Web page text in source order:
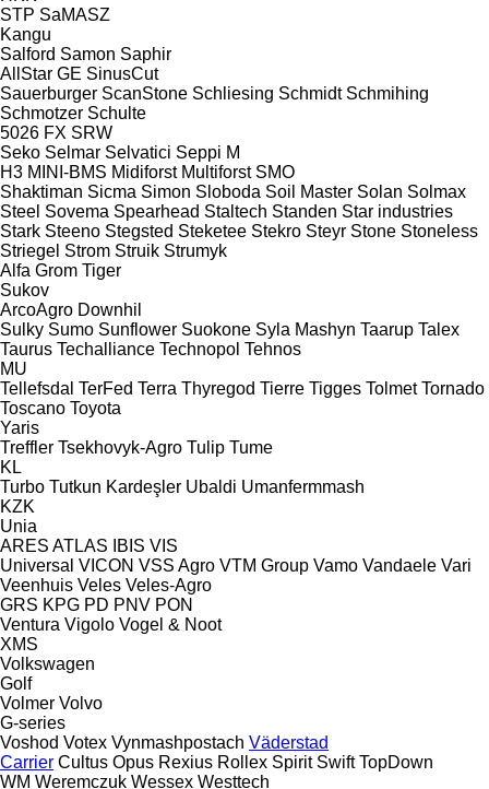
STP SaMASZ
Kangu
Salford Samon Saphir
AllStar GE SinusCut
Sauerburger ScanStone Schliesing Schmidt Schmihing
Schmotzer Schulte
5026 FX SRW
Seko Selmar Selvatici Seppi M
H3 MINI-BMS Midiforst Multiforst SMO
Shaktiman Sicma Simon Sloboda Soil Master Solan Solmax
Steel Sovema Spearhead Staltech Standen Star industries
Stark Steeno Stegsted Steketee Stekro Steyr Stone Stoneless
Striegel Strom Struik Strumyk
Alfa Grom Tiger
Sukov
ArcoAgro Downhil
Sulky Sumo Sunflower Suokone Syla Mashyn Taarup Talex
Taurus Techalliance Technopol Tehnos
MU
Tellefsdal TerFed Terra Thyregod Tierre Tigges Tolmet Tornado
Toscano Toyota
Yaris
Treffler Tsekhovyk-Agro Tulip Tume
KL
Turbo Tutkun Kardeşler Ubaldi Umanfermmash
KZK
Unia
ARES ATLAS IBIS VIS
Universal VICON VSS Agro VTM Group Vamo Vandaele Vari
Veenhuis Veles Veles-Agro
GRS KPG PD PNV PON
Ventura Vigolo Vogel & Noot
XMS
Volkswagen
Golf
Volmer Volvo
G-series
Voshod Votex Vynmashpostach Väderstad
Carrier Cultus Opus Rexius Rollex Spirit Swift TopDown
WM Weremczuk Wessex Westtech